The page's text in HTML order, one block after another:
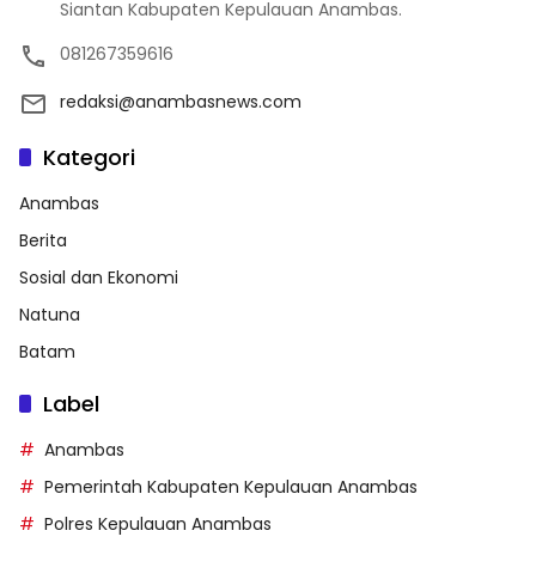
Siantan Kabupaten Kepulauan Anambas.
081267359616
redaksi@anambasnews.com
Kategori
Anambas
Berita
Sosial dan Ekonomi
Natuna
Batam
Label
Anambas
Pemerintah Kabupaten Kepulauan Anambas
Polres Kepulauan Anambas